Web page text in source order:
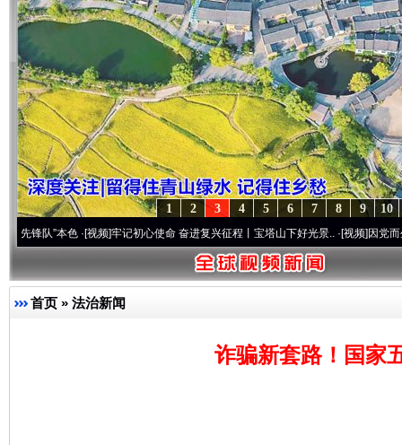
10
9
8
7
6
5
4
3
2
1
·[视频]牢记初心使命 奋进复兴征程丨宝塔山下好光景..·[视频]因党而生 为党而战
首页 » 法治新闻
诈骗新套路！国